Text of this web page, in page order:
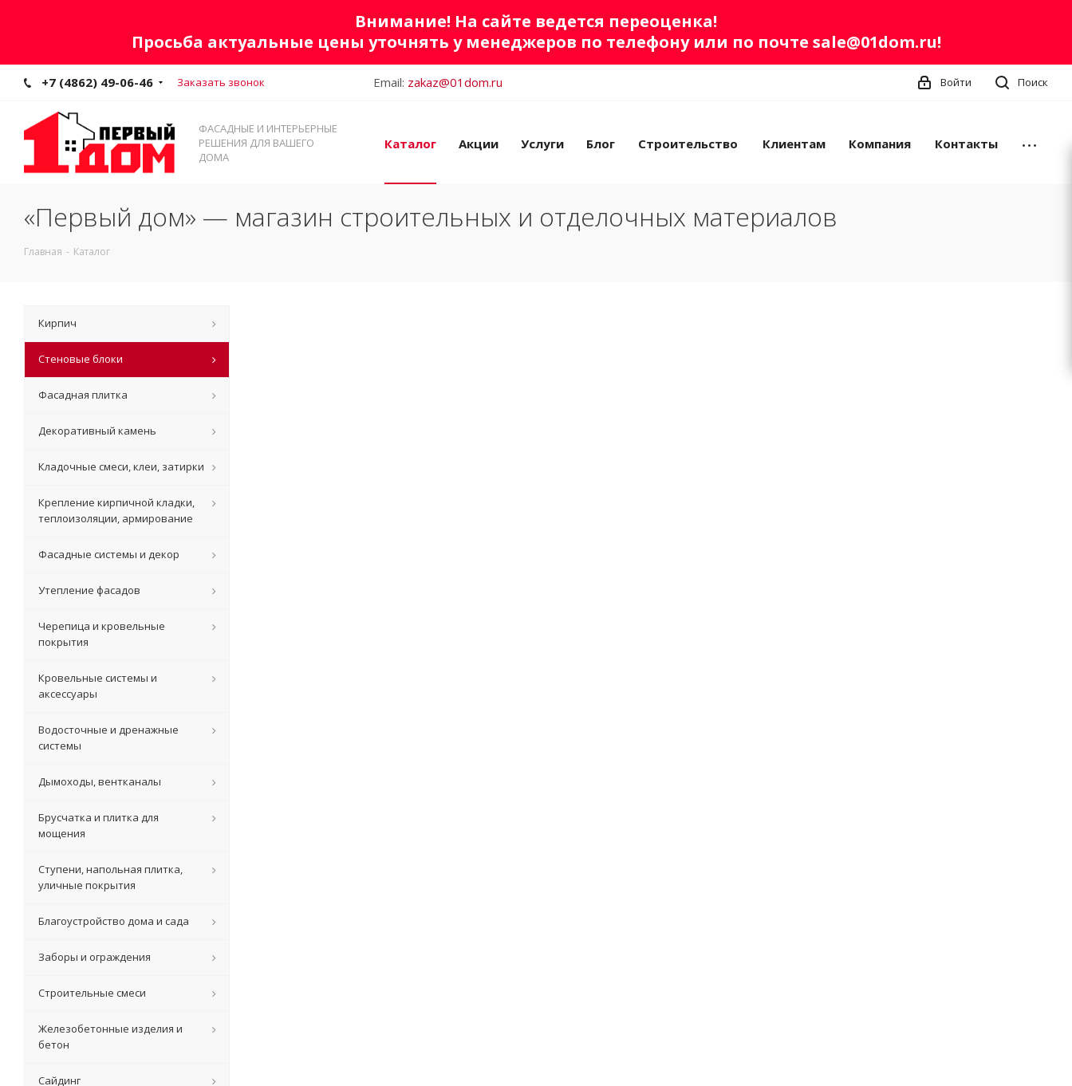
Внимание! На сайте ведется переоценка!
Просьба актуальные цены уточнять у менеджеров по телефону или по почте sale@01dom.ru!
+7 (4862) 49-06-46 Заказать звонок Email: zakaz@01dom.ru Поиск
Войти
ФАСАДНЫЕ И ИНТЕРЬЕРНЫЕ
РЕШЕНИЯ ДЛЯ ВАШЕГО
ДОМА
Каталог Акции Услуги Блог Строительство Клиентам Компания Контакты
«Первый дом» — магазин строительных и отделочных материалов
Главная - Каталог
Кирпич
Стеновые блоки
Фасадная плитка
Декоративный камень
Кладочные смеси, клеи, затирки
Крепление кирпичной кладки,
теплоизоляции, армирование
Фасадные системы и декор
Утепление фасадов
Черепица и кровельные
покрытия
Кровельные системы и
аксессуары
Водосточные и дренажные
системы
Дымоходы, вентканалы
Брусчатка и плитка для
мощения
Ступени, напольная плитка,
уличные покрытия
Благоустройство дома и сада
Заборы и ограждения
Строительные смеси
Железобетонные изделия и
бетон
Сайдинг